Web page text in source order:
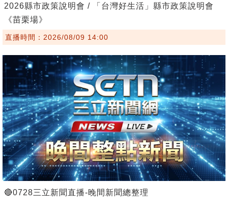
2026縣市政策說明會 / 「台灣好生活」縣市政策說明會
《苗栗場》
直播時間：2026/08/09 14:00
🔴0728三立新聞直播-晚間新聞總整理